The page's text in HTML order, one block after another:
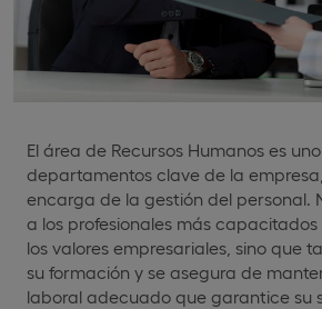
El área de Recursos Humanos es
departamentos clave de la
encarga de la gestión del personal.
a los profesionales más
los valores empresariales, sino que
su formación y se asegura de
laboral adecuado que garantice su